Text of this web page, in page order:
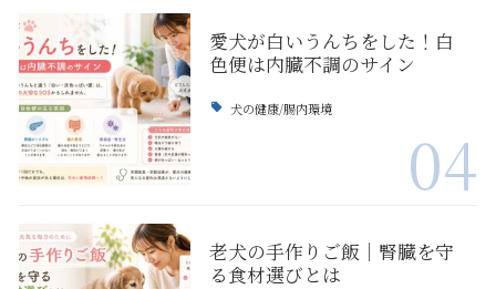
愛犬が白いうんちをした！白
色便は内臓不調のサイン
犬の健康/腸内環境
04
老犬の手作りご飯｜腎臓を守
る食材選びとは